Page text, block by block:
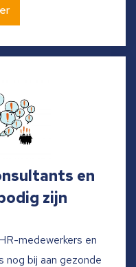
en
zijn
medewerkers en
nog bij aan gezonde